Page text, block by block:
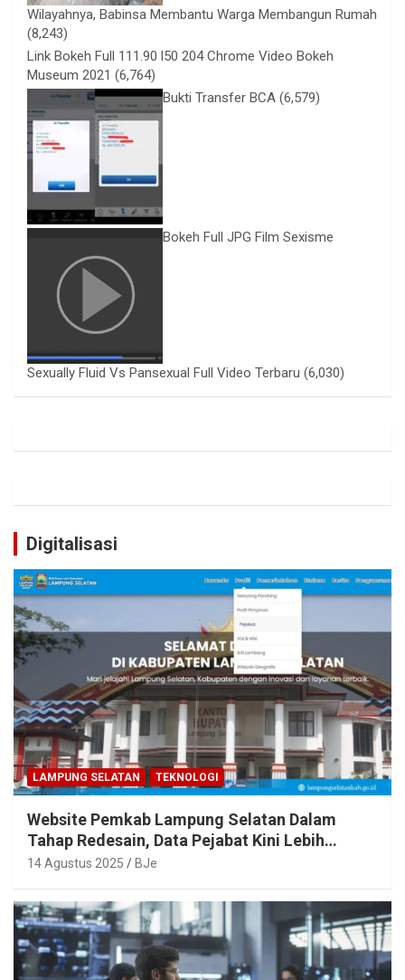
Wilayahnya, Babinsa Membantu Warga Membangun Rumah
(8,243)
Link Bokeh Full 111.90 l50 204 Chrome Video Bokeh
Museum 2021 (6,764)
Bukti Transfer BCA (6,579)
Bokeh Full JPG Film Sexisme
Sexually Fluid Vs Pansexual Full Video Terbaru (6,030)
Digitalisasi
LAMPUNG SELATAN TEKNOLOGI
Website Pemkab Lampung Selatan Dalam
Tahap Redesain, Data Pejabat Kini Lebih
Mudah Diakses
14 Agustus 2025 BJe